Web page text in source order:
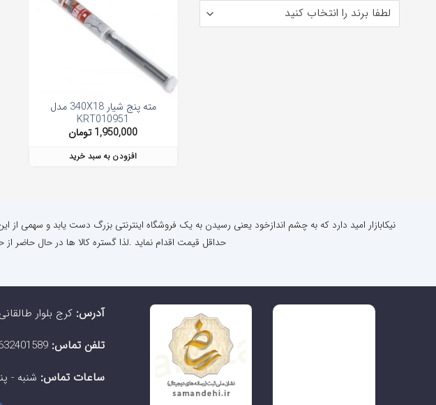
مته پنج شیار 340X18 مدل
KRT010951
1,950,000 تومان
افزودن به سبد خرید
نیکابازار امید دارد که به چشم اندازخود یعنی رسیدن به یک فروشگاه اینترنتی بزرگ دست یابد و سهمی از
حداقل قیمت اقدام نماید .لذا گستره کالا ها در حال حاضر
آدرس: کرج بلوار
تلفن تماس:
ساعات تماس: شنبه -